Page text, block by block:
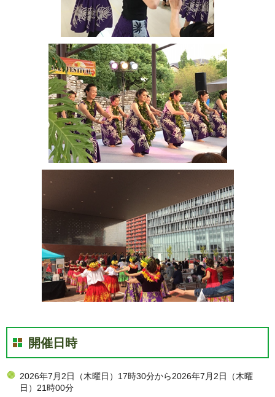
開催日時
2026年7月2日（木曜日）17時30分から2026年7月2日（木曜
日）21時00分